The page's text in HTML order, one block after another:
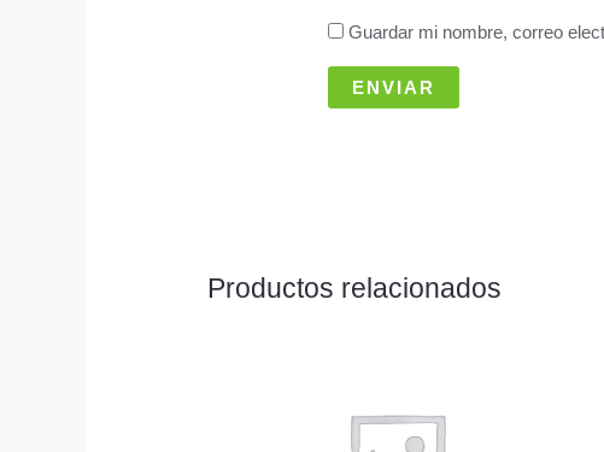
Guardar mi nombre, correo
Productos relacionados